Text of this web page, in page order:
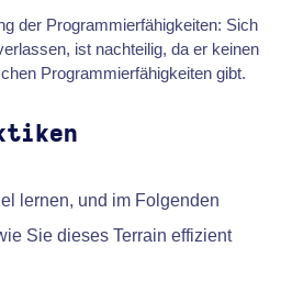
der Programmierfähigkeiten: Sich
ist nachteilig, da er keinen
Programmierfähigkeiten gibt.
lernen, und im Folgenden
Sie dieses Terrain effizient